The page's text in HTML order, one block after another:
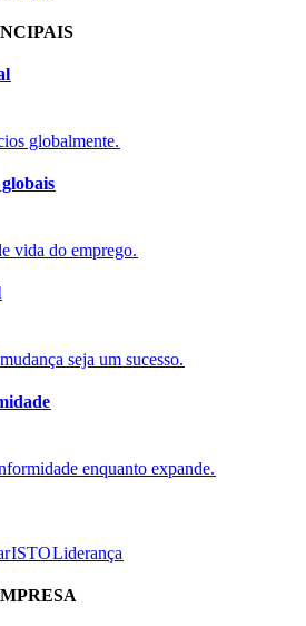
globalmente.​​
vida do emprego.​​
seja um sucesso.​​
enquanto expande.​​
ISTO​​Liderança​​